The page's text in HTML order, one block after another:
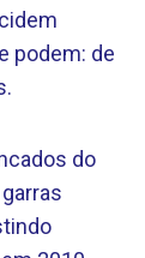
podem: de
do